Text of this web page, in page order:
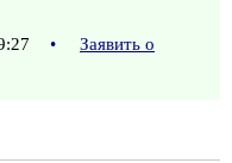
•
Заявить о